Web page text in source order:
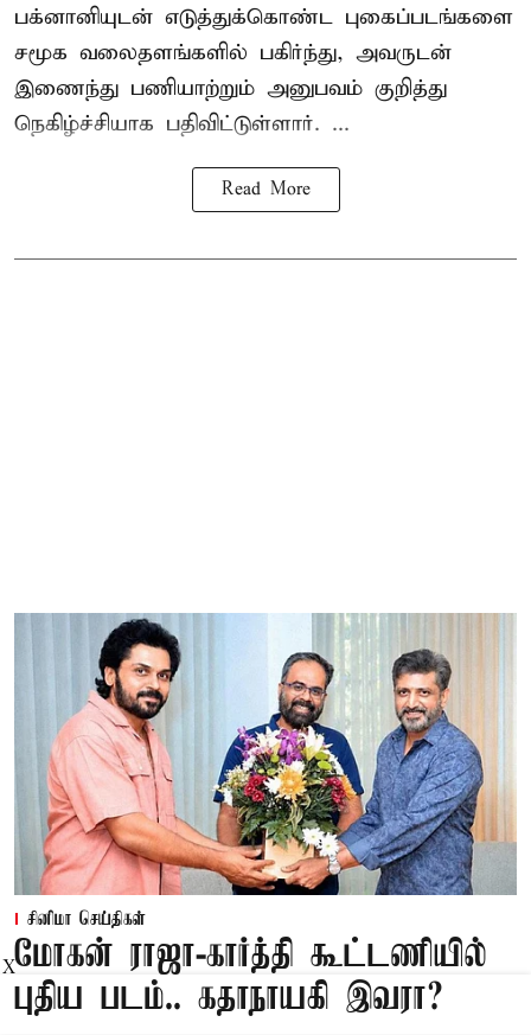
பக்னானியுடன் எடுத்துக்கொண்ட புகைப்படங்களை
சமூக வலைதளங்களில் பகிர்ந்து, அவருடன்
இணைந்து பணியாற்றும் அனுபவம் குறித்து
நெகிழ்ச்சியாக பதிவிட்டுள்ளார். ...
Read More
சினிமா செய்திகள்
மோகன் ராஜா-கார்த்தி கூட்டணியில்
புதிய படம்.. கதாநாயகி இவரா?
X